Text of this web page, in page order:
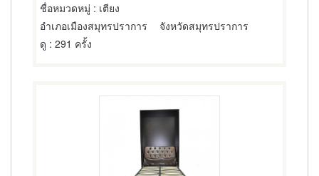
ชื่อหมวดหมู่ : เตียง
อำเภอเมืองสมุทรปราการ
จังหวัดสมุทรปราการ
ดู : 291 ครั้ง